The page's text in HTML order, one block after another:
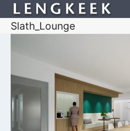
Slath_Lounge